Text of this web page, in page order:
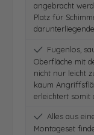
angebracht
Platz für
Fugenlos,
Oberfläche mit
nicht nur leicht
kaum
erleichtert somit
Alles aus
Montageset